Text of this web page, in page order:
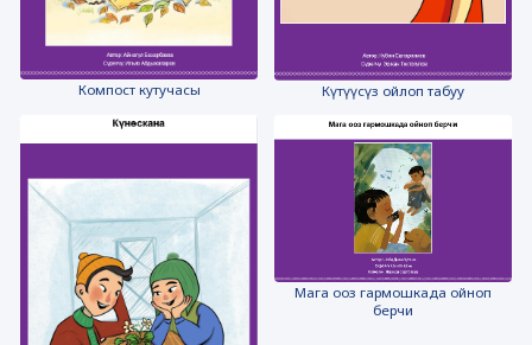
Компост кутучасы Күтүүсүз ойлоп табуу
Мага ооз гармошкада ойноп
берчи